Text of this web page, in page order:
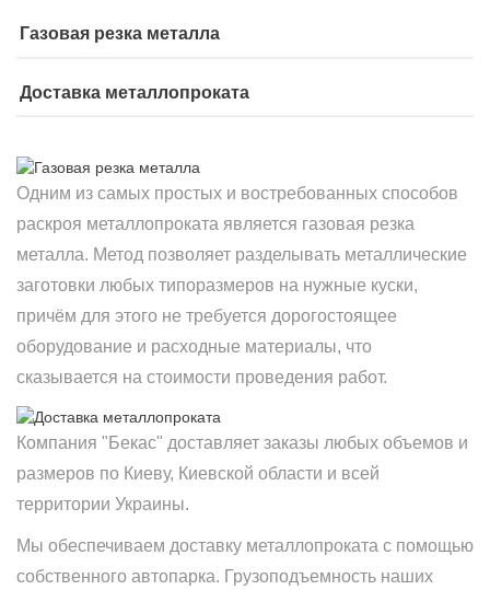
Газовая резка металла
Доставка металлопроката
Одним из самых простых и востребованных способов
раскроя металлопроката является газовая резка
металла. Метод позволяет разделывать металлические
заготовки любых типоразмеров на нужные куски,
причём для этого не требуется дорогостоящее
оборудование и расходные материалы, что
сказывается на стоимости проведения работ.
Компания "Бекас" доставляет заказы любых объемов и
размеров по Киеву, Киевской области и всей
территории Украины.
Мы обеспечиваем доставку металлопроката с помощью
собственного автопарка. Грузоподъемность наших